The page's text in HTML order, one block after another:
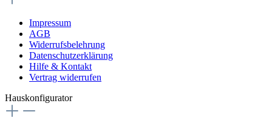
Impressum
AGB
Widerrufsbelehrung
Datenschutzerklärung
Hilfe & Kontakt
Vertrag widerrufen
Hauskonfigurator